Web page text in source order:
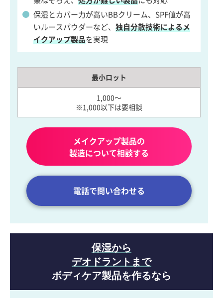
保湿とカバー力が高いBBクリーム、SPF値が高
いルースパウダーなど、 独自分散技術によるメ
イクアップ製品を実現
最小ロット
1,000～
※1,000以下は要相談
メイクアップ製品の
製造について相談する
電話で問い合わせる
保湿から
デオドラントまで
ボディケア製品を作るなら